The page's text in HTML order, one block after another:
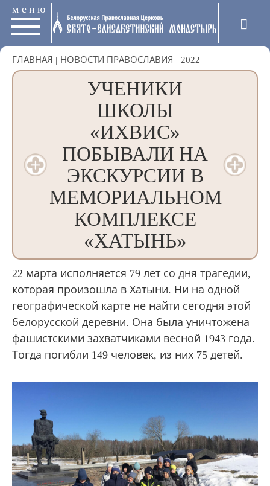
меню
ГЛАВНАЯ | НОВОСТИ ПРАВОСЛАВИЯ | 2022
УЧЕНИКИ
ШКОЛЫ
«ИХВИС»
ПОБЫВАЛИ НА
ЭКСКУРСИИ В
МЕМОРИАЛЬНОМ
КОМПЛЕКСЕ
«ХАТЫНЬ»
22 марта исполняется 79 лет со дня трагедии,
которая произошла в Хатыни. Ни на одной
географической карте не найти сегодня этой
белорусской деревни. Она была уничтожена
фашистскими захватчиками весной 1943 года.
Тогда погибли 149 человек, из них 75 детей.